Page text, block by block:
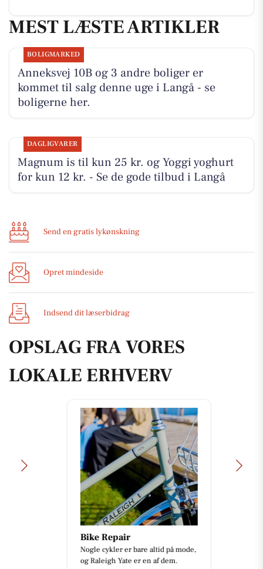
MEST LÆSTE ARTIKLER
BOLIGMARKED
Anneksvej 10B og 3 andre boliger er
kommet til salg denne uge i Langå - se
boligerne her.
DAGLIGVARER
Magnum is til kun 25 kr. og Yoggi yoghurt
for kun 12 kr. - Se de gode tilbud i Langå
Send en gratis lykønskning
Opret mindeside
Indsend dit læserbidrag
OPSLAG FRA VORES
LOKALE ERHVERV
Bike Repair
Nogle cykler er bare altid på mode,
og Raleigh Yate er en af dem.